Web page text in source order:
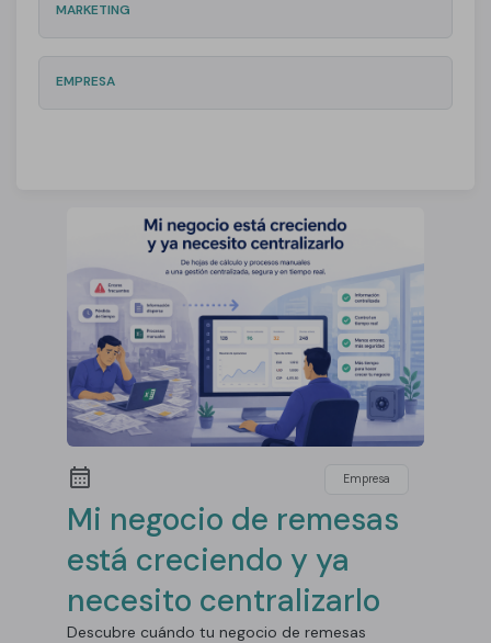
MARKETING
EMPRESA
Empresa
Mi negocio de remesas
está creciendo y ya
necesito centralizarlo
Descubre cuándo tu negocio de remesas